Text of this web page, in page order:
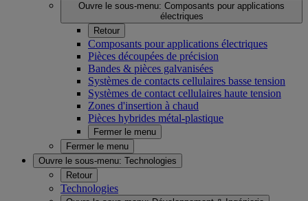
Ouvre le sous-menu: Composants pour applications
électriques
Retour
Composants pour applications électriques
Pièces découpées de précision
Bandes & pièces galvanisées
Systèmes de contacts cellulaires basse tension
Systèmes de contact cellulaires haute tension
Zones d'insertion à chaud
Pièces hybrides métal-plastique
Fermer le menu
Fermer le menu
Ouvre le sous-menu: Technologies
Retour
Technologies